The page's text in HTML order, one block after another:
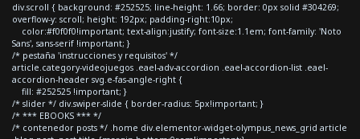
div.scroll { background: #252525; line-height: 1.66; border: 0px solid #304269;
overflow-y: scroll; height: 192px; padding-right:10px;
color:#f0f0f0!important; text-align:justify; font-size:1.1em; font-family: 'Noto
Sans', sans-serif !important; }
/* pestaña 'instrucciones y requisitos' */
article.category-videojuegos .eael-adv-accordion .eael-accordion-list .eael-
accordion-header svg.e-fas-angle-right {
fill: #252525 !important; }
/* slider */ div.swiper-slide { border-radius: 5px!important; }
/* *** EBOOKS *** */
/* contenedor posts */ .home div.elementor-widget-olympus_news_grid article